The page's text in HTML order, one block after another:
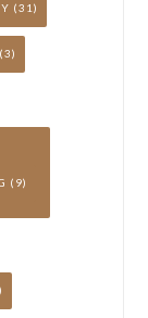
(31)
(3)
(9)